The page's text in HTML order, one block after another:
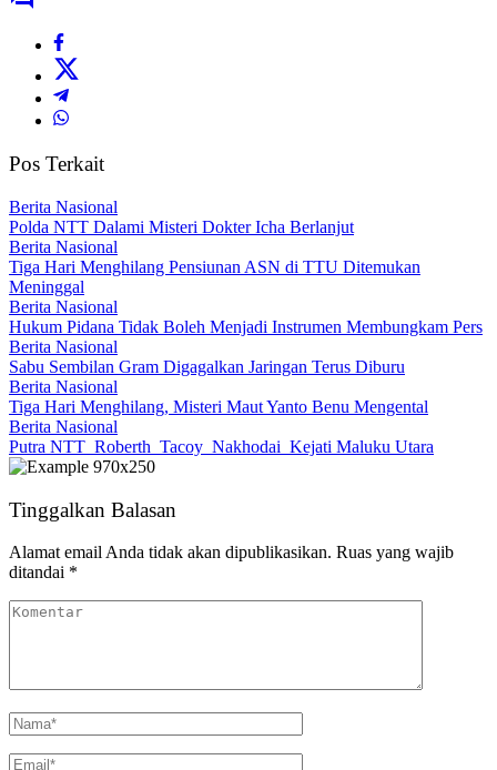
Pos Terkait
Berita Nasional
Polda NTT Dalami Misteri Dokter Icha Berlanjut
Berita Nasional
Tiga Hari Menghilang Pensiunan ASN di TTU Ditemukan
Meninggal
Berita Nasional
Hukum Pidana Tidak Boleh Menjadi Instrumen Membungkam Pers
Berita Nasional
Sabu Sembilan Gram Digagalkan Jaringan Terus Diburu
Berita Nasional
Tiga Hari Menghilang, Misteri Maut Yanto Benu Mengental
Berita Nasional
Putra NTT Roberth Tacoy Nakhodai Kejati Maluku Utara
Tinggalkan Balasan
Alamat email Anda tidak akan dipublikasikan. Ruas yang wajib
ditandai *